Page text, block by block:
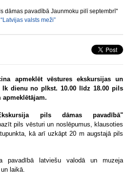
dāmas pavadībā Jaunmoku pilī septembrī"
valsts meži”
apmeklēt vēstures ekskursijas un
Ik dienu no plkst. 10.00 līdz 18.00 pils
pils dāmas pavadībā"
pils vēsturi un noslēpumus, klausoties
kā arī uzkāpt 20 m augstajā pils
pavadībā latviešu valodā un muzeja
laikā.